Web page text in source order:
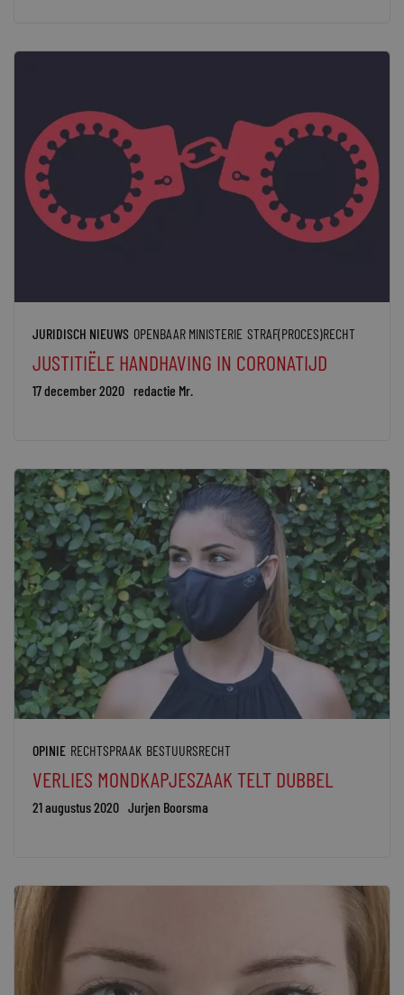
JURIDISCH NIEUWS OPENBAAR MINISTERIE STRAF(PROCES)RECHT
JUSTITIËLE HANDHAVING IN CORONATIJD
17 december 2020 redactie Mr.
OPINIE RECHTSPRAAK BESTUURSRECHT
VERLIES MONDKAPJESZAAK TELT DUBBEL
21 augustus 2020 Jurjen Boorsma